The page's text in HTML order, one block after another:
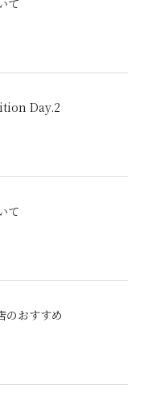
て
Day.2
て
おすすめ